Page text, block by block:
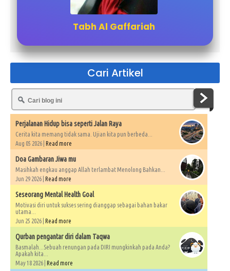
Tabh Al Gaffariah
Cari Artikel
Perjalanan Hidup bisa seperti Jalan Raya
Cerita kita memang tidak sama. Ujian kita pun berbeda...
Aug 05 2026 | Read more
Doa Gambaran Jiwa mu
Masihkah engkau anggap Allah terlambat Menolong Bahkan...
Jun 29 2026 | Read more
Seseorang Mental Health Goal
Motivasi diri untuk sukses sering dianggap sebagai bahan bakar
utama...
Jun 25 2026 | Read more
Qurban pengantar diri dalam Taqwa
Basmalah...Sebuah renungan pada DIRI mungkinkah pada Anda?
Apakah kita...
May 18 2026 | Read more